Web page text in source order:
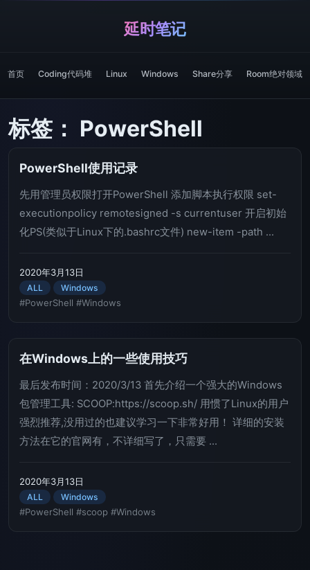
延时笔记
首页 Coding代码堆 Linux Windows Share分享 Room绝对领域
标签： PowerShell
PowerShell使用记录
先用管理员权限打开PowerShell 添加脚本执行权限 set-
executionpolicy remotesigned -s currentuser 开启初始
化PS(类似于Linux下的.bashrc文件) new-item -path ...
2020年3月13日
ALL Windows
#PowerShell #Windows
在Windows上的一些使用技巧
最后发布时间：2020/3/13 首先介绍一个强大的Windows
包管理工具: SCOOP:https://scoop.sh/ 用惯了Linux的用户
强烈推荐,没用过的也建议学习一下非常好用！ 详细的安装
方法在它的官网有，不详细写了，只需要 ...
2020年3月13日
ALL Windows
#PowerShell #scoop #Windows